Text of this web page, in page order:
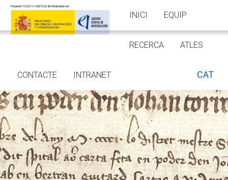
INICI EQUIP
RECERCA ATLES
CONTACTE INTRANET CAT